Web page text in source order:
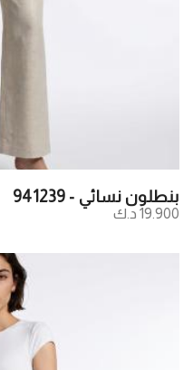
بنطلون نسائي - 941239
19.900 د.ك